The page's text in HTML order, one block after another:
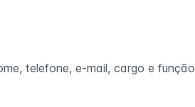
telefone, e-mail, cargo e função